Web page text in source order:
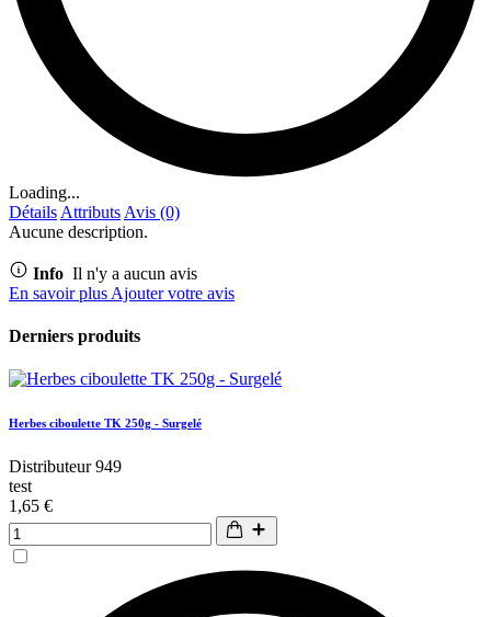
Loading...
Détails Attributs Avis (0)
Aucune description.
Info Il n'y a aucun avis
En savoir plus Ajouter votre avis
Derniers produits
Herbes ciboulette TK 250g - Surgelé
Distributeur 949
test
1,65 €